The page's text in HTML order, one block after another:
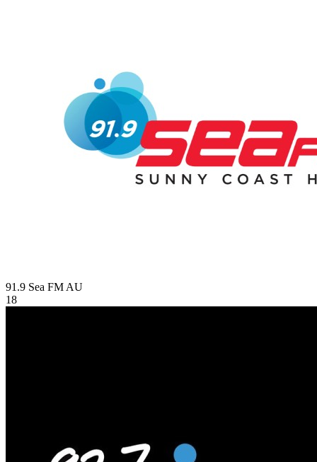
91.9 Sea FM AU
18